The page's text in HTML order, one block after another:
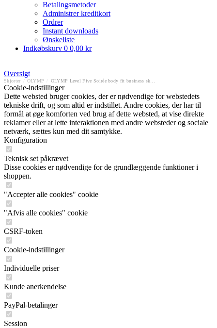
Betalingsmetoder
Administrer kreditkort
Ordrer
Instant downloads
Ønskeliste
Indkøbskurv 0 0,00 kr
Oversigt
Skjorter OLYMP
Cookie-indstillinger
Dette websted bruger cookies, der er nødvendige for webstedets
tekniske drift, og som altid er indstillet. Andre cookies, der har til
formål at øge komforten ved brug af dette websted, at vise direkte
reklamer eller at lette interaktionen med andre websteder og sociale
netværk, sættes kun med dit samtykke.
Konfiguration
Teknisk set påkrævet
Disse cookies er nødvendige for de grundlæggende funktioner i
shoppen.
"Accepter alle cookies" cookie
"Afvis alle cookies" cookie
CSRF-token
Cookie-indstillinger
Individuelle priser
Kunde anerkendelse
PayPal-betalinger
Session